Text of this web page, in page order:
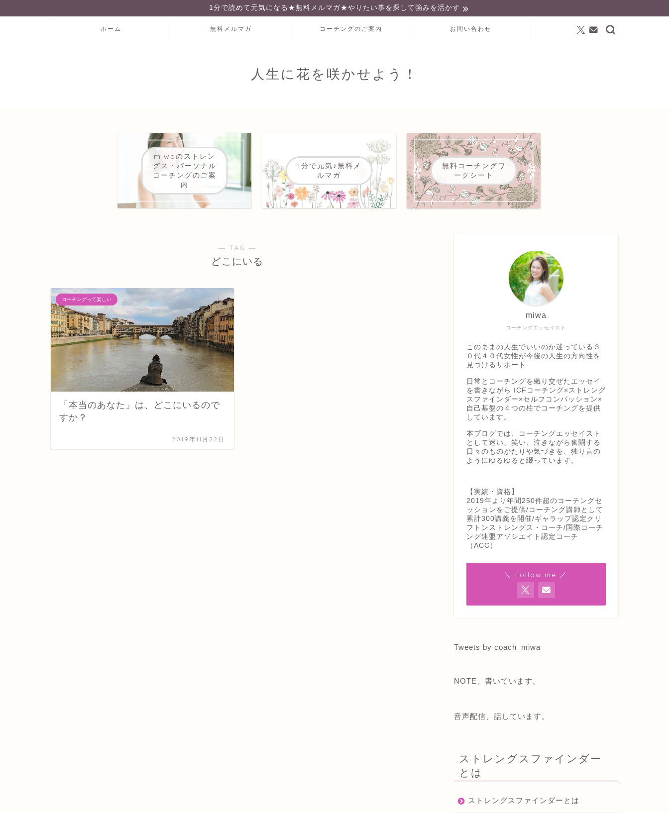
1分で読めて元気になる★無料メルマガ★やりたい事を探して強みを活かす
ホーム 無料メルマガ コーチングのご案内 お問い合わせ
人生に花を咲かせよう！
miwaのストレン
グス・パーソナル
コーチングのご案
内
1分で元気♪無料メ
ルマガ
無料コーチングワ
ークシート
― TAG ―
どこにいる
コーチングって楽しい
「本当のあなた」は、どこにいるので
すか？
2019年11月22日
コーチングエッセイスト
miwa
このままの人生でいいのか迷っている３
０代４０代女性が今後の人生の方向性を
見つけるサポート
日常とコーチングを織り交ぜたエッセイ
を書きながら ICFコーチング×ストレング
スファインダー×セルフコンパッション×
自己基盤の４つの柱でコーチングを提供
しています。
本ブログでは、コーチングエッセイスト
として迷い、笑い、泣きながら奮闘する
日々のものがたりや気づきを、独り言の
ようにゆるゆると綴っています。
【実績・資格】
2019年より年間250件超のコーチングセ
ッションをご提供/コーチング講師として
累計300講義を開催/ギャラップ認定クリ
フトンストレングス・コーチ/国際コーチ
ング連盟アソシエイト認定コーチ
（ACC）
＼ Follow me ／
Tweets by coach_miwa
NOTE、書いています。
音声配信、話しています。
ストレングスファインダー
とは
ストレングスファインダーとは